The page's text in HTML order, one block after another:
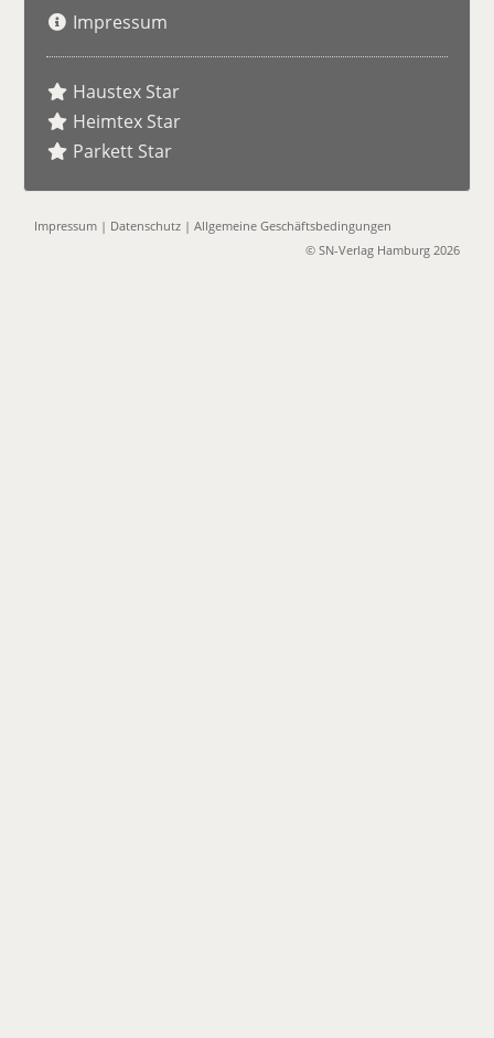
Impressum
Haustex Star
Heimtex Star
Parkett Star
Impressum | Datenschutz |Allgemeine Geschäftsbedingungen
© SN-Verlag Hamburg 2026